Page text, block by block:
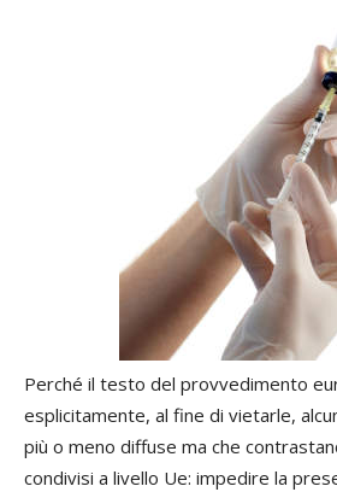
Perché il testo del provvedimento
esplicitamente, al fine di vietarle,
più o meno diffuse ma che
condivisi a livello Ue: impedire la